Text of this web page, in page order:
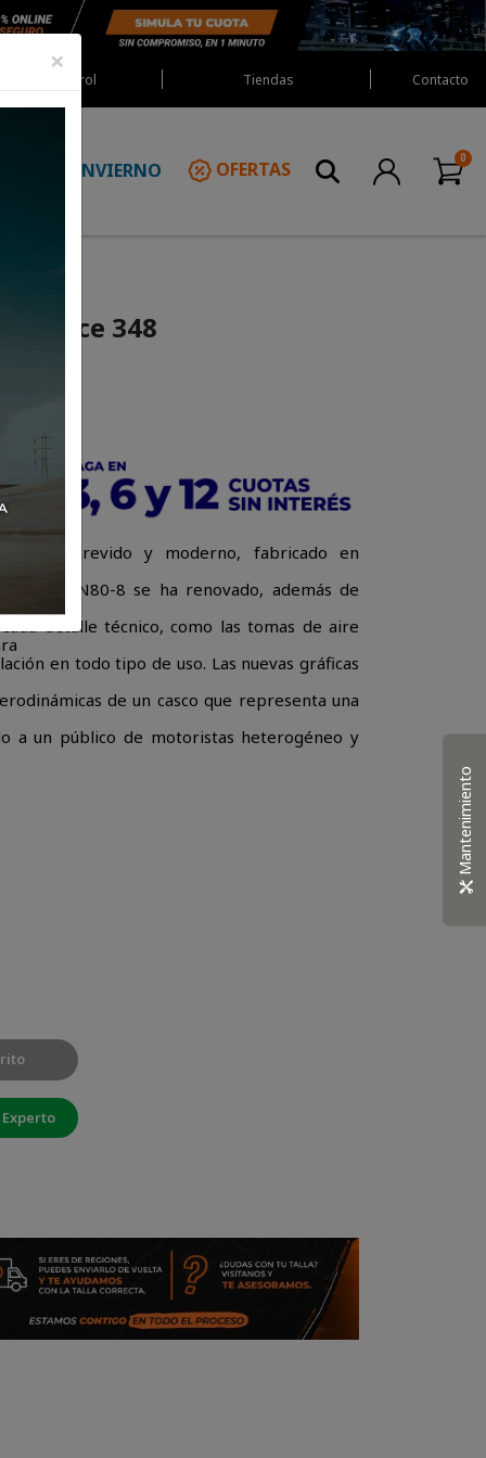
Red Castrol Tiendas Contacto
INVIERNO OFERTAS
Veloce 348
atrevido y moderno, fabricado en
del N80-8 se ha renovado, además de
cada detalle técnico, como las tomas de aire
en todo tipo de uso. Las nuevas gráficas
de un casco que representa una
a un público de motoristas heterogéneo y
×
Mantenimiento